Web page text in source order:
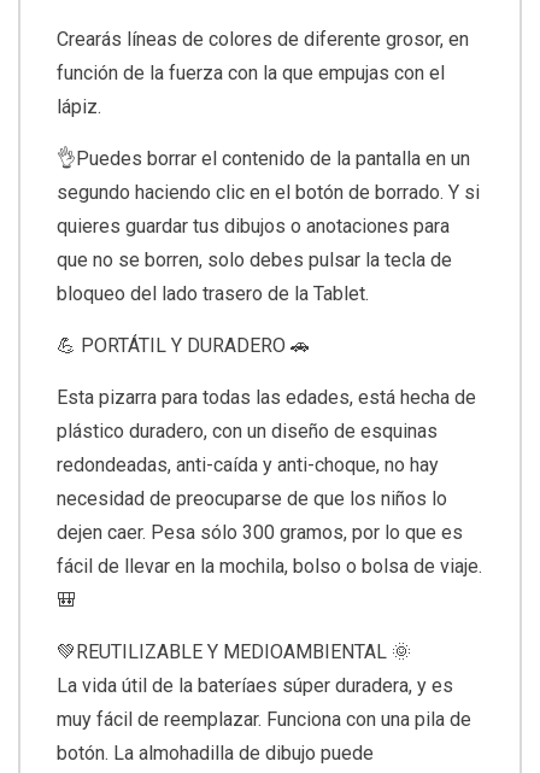
Crearás líneas de colores de diferente grosor, en
función de la fuerza con la que empujas con el
lápiz.
👌Puedes borrar el contenido de la pantalla en un
segundo haciendo clic en el botón de borrado. Y si
quieres guardar tus dibujos o anotaciones para
que no se borren, solo debes pulsar la tecla de
bloqueo del lado trasero de la Tablet.
💪 PORTÁTIL Y DURADERO 🚗
Esta pizarra para todas las edades, está hecha de
plástico duradero, con un diseño de esquinas
redondeadas, anti-caída y anti-choque, no hay
necesidad de preocuparse de que los niños lo
dejen caer. Pesa sólo 300 gramos, por lo que es
fácil de llevar en la mochila, bolso o bolsa de viaje.
🎒
💚REUTILIZABLE Y MEDIOAMBIENTAL 🌞
La vida útil de la bateríaes súper duradera, y es
muy fácil de reemplazar. Funciona con una pila de
botón. La almohadilla de dibujo puede